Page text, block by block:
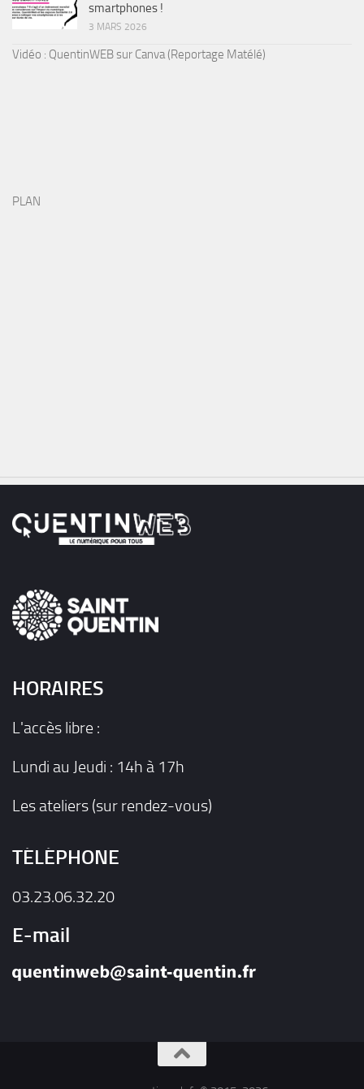
smartphones !
3 MARS 2026
Vidéo : QuentinWEB sur Canva (Reportage Matélé)
PLAN
HORAIRES
L'accès libre :
Lundi au Jeudi : 14h à 17h
Les ateliers (sur rendez-vous)
TÉLÉPHONE
03.23.06.32.20
E-mail